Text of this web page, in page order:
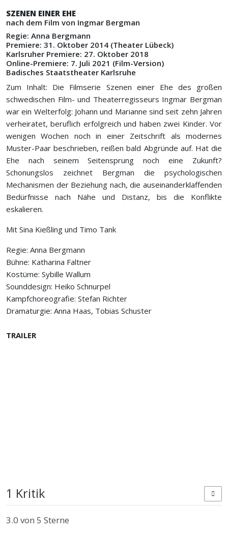
SZENEN EINER EHE
nach dem Film von Ingmar Bergman
Regie: Anna Bergmann
Premiere: 31. Oktober 2014 (Theater Lübeck)
Karlsruher Premiere: 27. Oktober 2018
Online-Premiere: 7. Juli 2021 (Film-Version)
Badisches Staatstheater Karlsruhe
Zum Inhalt: Die Filmserie Szenen einer Ehe des großen
schwedischen Film- und Theaterregisseurs Ingmar Bergman
war ein Welterfolg: Johann und Marianne sind seit zehn Jahren
verheiratet, beruflich erfolgreich und haben zwei Kinder. Vor
wenigen Wochen noch in einer Zeitschrift als modernes
Muster-Paar beschrieben, reißen bald Abgründe auf. Hat die
Ehe nach seinem Seitensprung noch eine Zukunft?
Schonungslos zeichnet Bergman die psychologischen
Mechanismen der Beziehung nach, die auseinanderklaffenden
Bedürfnisse nach Nähe und Distanz, bis die Konflikte
eskalieren.
Mit Sina Kießling und Timo Tank
Regie: Anna Bergmann
Bühne: Katharina Faltner
Kostüme: Sybille Wallum
Sounddesign: Heiko Schnurpel
Kampfchoreografie: Stefan Richter
Dramaturgie: Anna Haas, Tobias Schuster
TRAILER
1 Kritik
3.0 von 5 Sterne